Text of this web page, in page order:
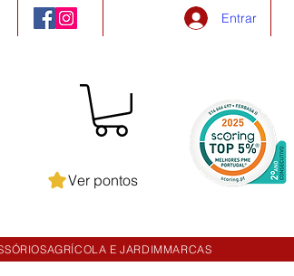
Entrar
Ver pontos
AGRÍCOLA E JARDIM MARCAS